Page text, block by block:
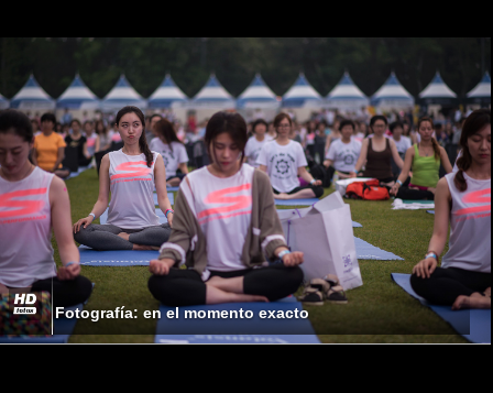
Fotografía: en el momento exacto